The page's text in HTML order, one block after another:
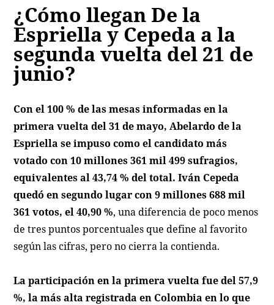
¿Cómo llegan De la
Espriella y Cepeda a la
segunda vuelta del 21 de
junio?
Con el 100 % de las mesas informadas en la
primera vuelta del 31 de mayo, Abelardo de la
Espriella se impuso como el candidato más
votado con 10 millones 361 mil 499 sufragios,
equivalentes al 43,74 % del total. Iván Cepeda
quedó en segundo lugar con 9 millones 688 mil
361 votos, el 40,90 %, una diferencia de poco menos
de tres puntos porcentuales que define al favorito
según las cifras, pero no cierra la contienda.
La participación en la primera vuelta fue del 57,9
%, la más alta registrada en Colombia en lo que